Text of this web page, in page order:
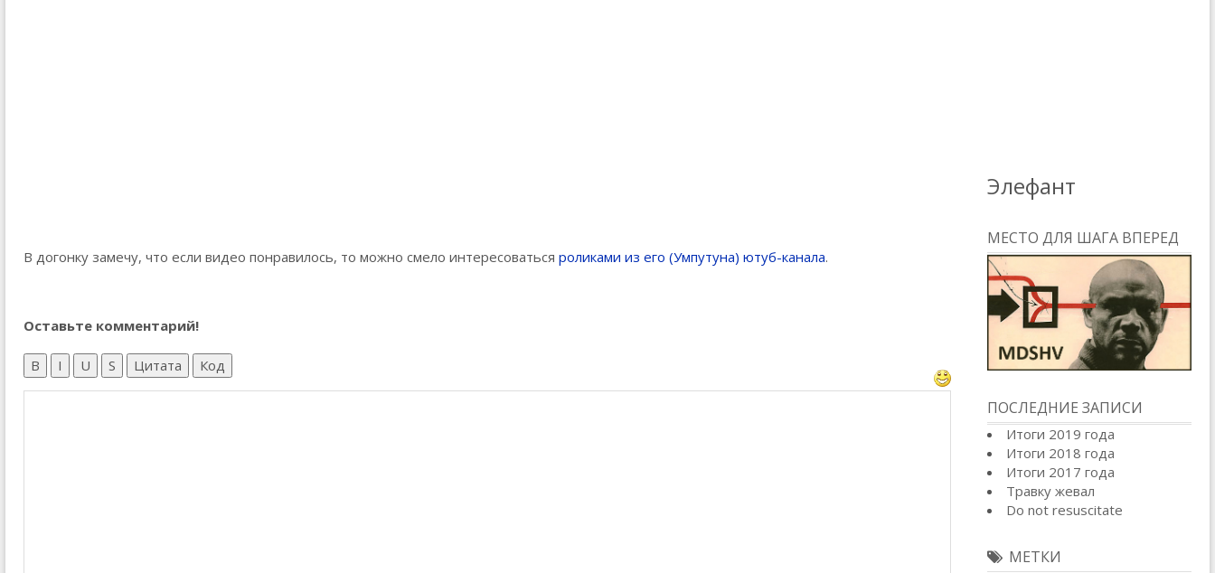
В догонку замечу, что если видео понравилось, то можно смело интересоваться роликами из его (Умпутуна) ютуб-канала.
Оставьте комментарий!
B I U S Цитата Код
Элефант
МЕСТО ДЛЯ ШАГА ВПЕРЕД
ПОСЛЕДНИЕ ЗАПИСИ
Итоги 2019 года
Итоги 2018 года
Итоги 2017 года
Травку жевал
Do not resuscitate
МЕТКИ